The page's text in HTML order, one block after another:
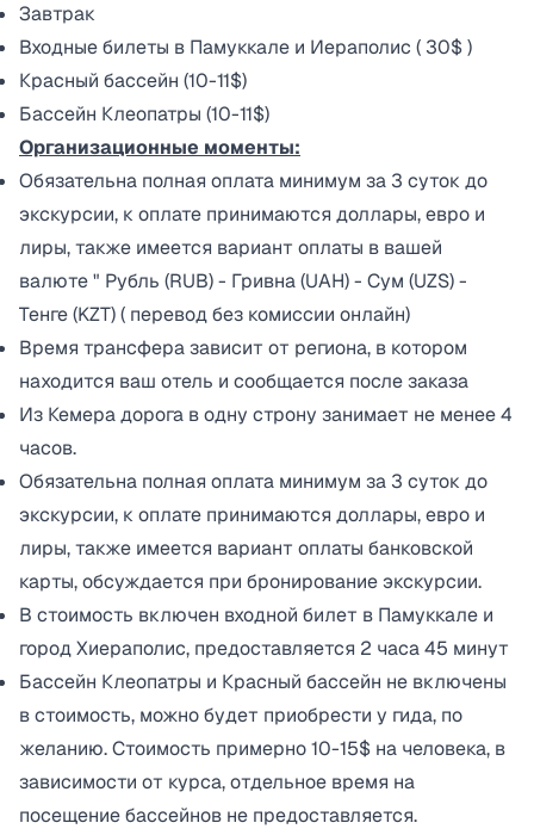
Завтрак
Входные билеты в Памуккале и Иераполис ( 30$ )
Красный бассейн (10-11$)
Бассейн Клеопатры (10-11$)
Организационные моменты:
Обязательна полная оплата минимум за 3 суток до
экскурсии, к оплате принимаются доллары, евро и
лиры, также имеется вариант оплаты в вашей
валюте " Рубль (RUB) - Гривна (UAH) - Сум (UZS) -
Тенге (KZT) ( перевод без комиссии онлайн)
Время трансфера зависит от региона, в котором
находится ваш отель и сообщается после заказа
Из Кемерa дорога в одну строну занимает не менее 4
часов.
Обязательна полная оплата минимум за 3 суток до
экскурсии, к оплате принимаются доллары, евро и
лиры, также имеется вариант оплаты банковской
карты, обсуждается при бронирование экскурсии.
В стоимость включен входной билет в Памуккале и
город Хиераполис, предоставляется 2 часа 45 минут
Бассейн Клеопатры и Красный бассейн не включены
в стоимость, можно будет приобрести у гида, по
желанию. Стоимость примерно 10-15$ на человека, в
зависимости от курса, отдельное время на
посещение бассейнов не предоставляется.